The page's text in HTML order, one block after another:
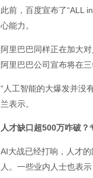
此前，百度宣布了“ALL
心能力。
阿里巴巴同样正在加大
阿里巴巴公司宣布将在
“人工智能的大爆发并没
兰表示。
人才缺口超500万咋破
AI大战已经打响，人才
人。一些业内人士也表